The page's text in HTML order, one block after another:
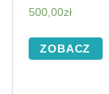
500,00zł
ZOBACZ